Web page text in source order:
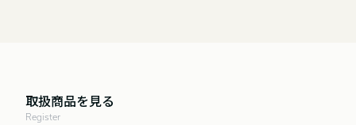
取扱商品を見る
Register